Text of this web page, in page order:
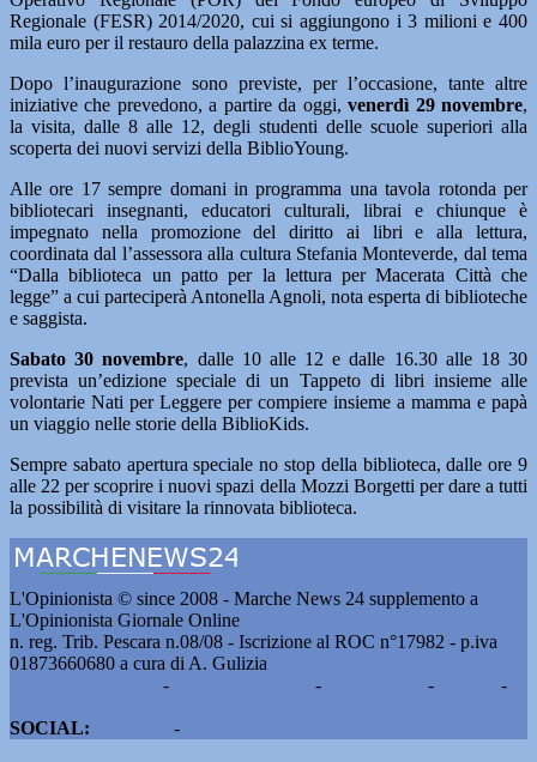
Regionale (FESR) 2014/2020, cui si aggiungono i 3 milioni e 400
mila euro per il restauro della palazzina ex terme.
Dopo l’inaugurazione sono previste, per l’occasione, tante altre
iniziative che prevedono, a partire da oggi, venerdì 29 novembre,
la visita, dalle 8 alle 12, degli studenti delle scuole superiori alla
scoperta dei nuovi servizi della BiblioYoung.
Alle ore 17 sempre domani in programma una tavola rotonda per
bibliotecari insegnanti, educatori culturali, librai e chiunque è
impegnato nella promozione del diritto ai libri e alla lettura,
coordinata dal l’assessora alla cultura Stefania Monteverde, dal tema
“Dalla biblioteca un patto per la lettura per Macerata Città che
legge” a cui parteciperà Antonella Agnoli, nota esperta di biblioteche
e saggista.
Sabato 30 novembre, dalle 10 alle 12 e dalle 16.30 alle 18 30
prevista un’edizione speciale di un Tappeto di libri insieme alle
volontarie Nati per Leggere per compiere insieme a mamma e papà
un viaggio nelle storie della BiblioKids.
Sempre sabato apertura speciale no stop della biblioteca, dalle ore 9
alle 22 per scoprire i nuovi spazi della Mozzi Borgetti per dare a tutti
la possibilità di visitare la rinnovata biblioteca.
L'Opinionista © since 2008 - Marche News 24 supplemento a
L'Opinionista Giornale Online
n. reg. Trib. Pescara n.08/08 - Iscrizione al ROC n°17982 - p.iva
01873660680 a cura di A. Gulizia
- - -
-
SOCIAL:
-